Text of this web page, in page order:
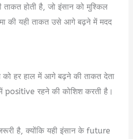
होती है, जो इंसान को मुश्किल
की यही ताकत उसे आगे बढ़ने में मदद
हर हाल में आगे बढ़ने की ताकत देता
positive रहने की कोशिश करती है।
है, क्योंकि यही इंसान के future